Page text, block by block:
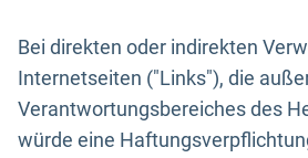
Bei direkten oder indirekten
Internetseiten ("Links"), die
Verantwortungsbereiches des
würde eine